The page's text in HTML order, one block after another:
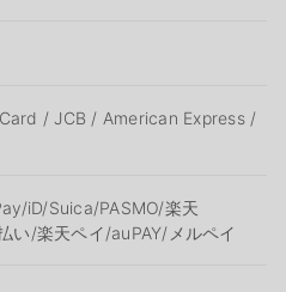
/ JCB / American Express /
iD/Suica/PASMO/楽天
い/楽天ペイ/auPAY/メルペイ